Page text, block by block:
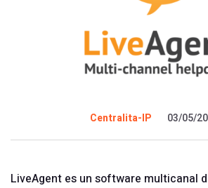
Centralita-IP 03/05/
LiveAgent es un software multicanal